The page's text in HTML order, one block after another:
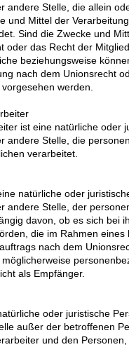
andere Stelle, die allein
und Mittel der
Sind die Zwecke und
oder das Recht der
beziehungsweise
nach dem Unionsrecht
werden.
ist eine natürliche oder
andere Stelle, die
verarbeitet.
natürliche oder
andere Stelle, der
davon, ob es sich bei
die im Rahmen eines
nach dem
als Empfänger.
oder juristische
außer der betroffenen
und den